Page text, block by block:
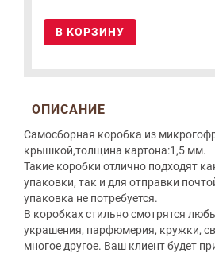
В КОРЗИНУ
ОПИСАНИЕ
Самосборная коробка из
крышкой,толщина картона:1,5 мм.
Такие коробки отлично подходят
упаковки, так и для отправки
упаковка не потребуется.
В коробках стильно смотрятся
украшения, парфюмерия, кружки,
многое другое. Ваш клиент будет